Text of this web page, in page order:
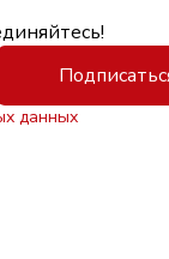
данных